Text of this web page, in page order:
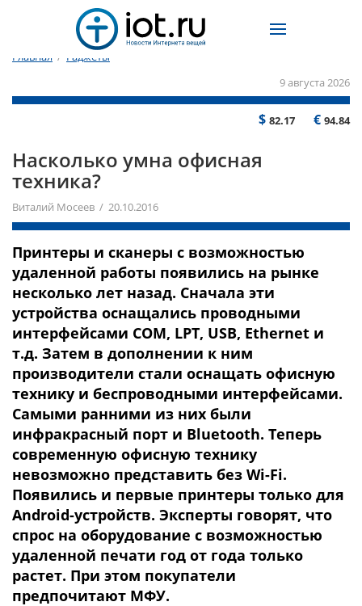
Главная / Гаджеты
9 августа 2026
$ 82.17 € 94.84
Насколько умна офисная
техника?
Виталий Мосеев / 20.10.2016
Принтеры и сканеры с возможностью
удаленной работы появились на рынке
несколько лет назад. Сначала эти
устройства оснащались проводными
интерфейсами COM, LPT, USB, Ethernet и
т.д. Затем в дополнении к ним
производители стали оснащать офисную
технику и беспроводными интерфейсами.
Самыми ранними из них были
инфракрасный порт и Bluetooth. Теперь
современную офисную технику
невозможно представить без Wi-Fi.
Появились и первые принтеры только для
Android-устройств. Эксперты говорят, что
спрос на оборудование с возможностью
удаленной печати год от года только
растет. При этом покупатели
предпочитают МФУ.